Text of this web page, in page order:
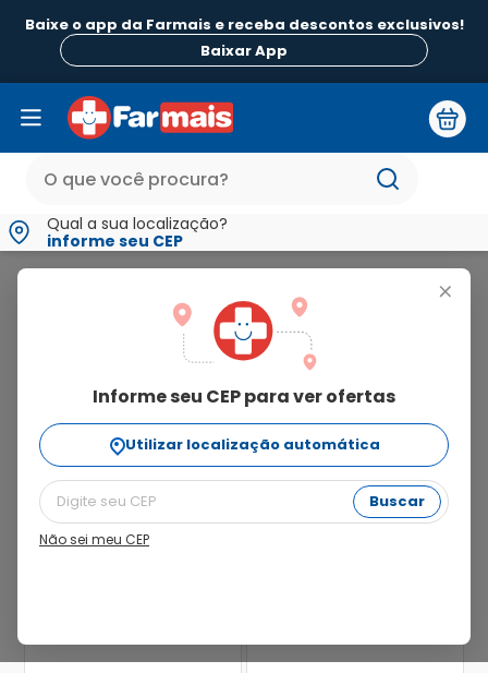
Baixe o app da Farmais e receba descontos exclusivos!
Baixar App
Qual a sua localização?
informe seu CEP
+
Informe seu CEP para ver ofertas
Utilizar localização automática
Buscar
Não sei meu CEP
Ordenar Por
relevância